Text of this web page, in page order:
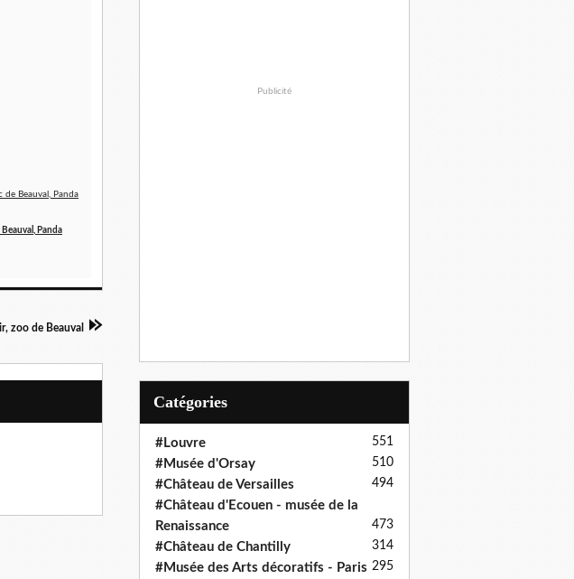
Panda
zoo de Beauval
Publicité
Catégories
#Louvre 551
#Musée d'Orsay 510
#Château de Versailles 494
#Château d'Ecouen - musée de la
Renaissance
473
#Château de Chantilly 314
#Musée des Arts décoratifs - Paris 295